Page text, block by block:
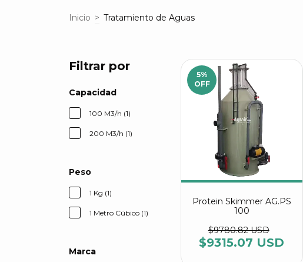
Inicio > Tratamiento de Aguas
Filtrar por
Capacidad
100 M3/h (1)
200 M3/h (1)
Peso
1 Kg (1)
1 Metro Cúbico (1)
Marca
5%
OFF
Protein Skimmer AG.PS
100
$9780.82 USD
$9315.07 USD